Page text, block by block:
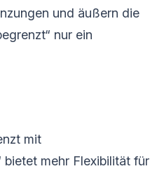
und äußern die
nur ein
mit
bietet mehr Flexibilität für